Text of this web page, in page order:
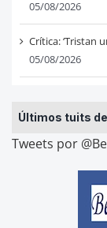
05/08/2026
Crítica: ‘Tristan
05/08/2026
Últimos tuits
Tweets por